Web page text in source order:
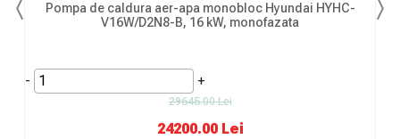
Pompa de caldura aer-apa monobloc Hyundai HYHC-
V16W/D2N8-B, 16 kW, monofazata
- +
29645.00 Lei
24200.00 Lei
Previous